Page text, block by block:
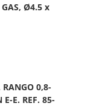
GAS, Ø4.5 x
0,8-
E. REF. 85-